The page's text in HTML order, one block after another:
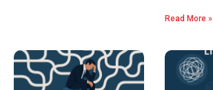
Read More »